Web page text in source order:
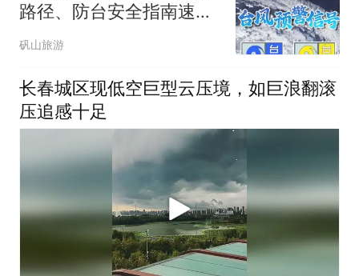
路径、防台安全指南速看
→
矾山旅游
长春城区现低空巨型云压境，如巨浪翻滚
压追感十足